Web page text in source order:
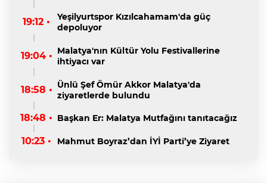
19:12 •
Yeşilyurtspor Kızılcahamam'da güç
depoluyor
19:04 • Malatya'nın Kültür Yolu Festivallerine
ihtiyacı var
18:58 • Ünlü Şef Ömür Akkor Malatya'da
ziyaretlerde bulundu
18:48 • Başkan Er: Malatya Mutfağını tanıtacağız
10:23 • Mahmut Boyraz’dan İYİ Parti’ye Ziyaret